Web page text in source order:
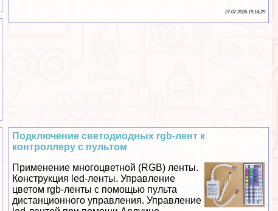
27 07 2026 19:14:29
Подключение светодиодных rgb-лент к
контроллеру с пультом
Применение многоцветной (RGB) ленты.
Конструкция led-ленты. Управление
цветом rgb-ленты с помощью пульта
дистанционного управления. Управление